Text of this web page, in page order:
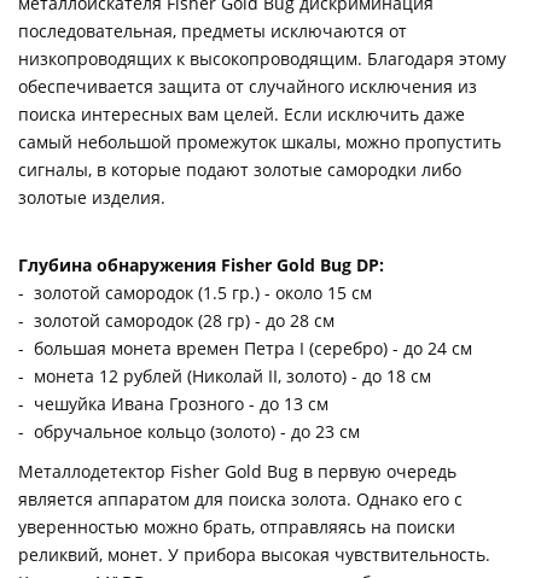
последовательная, предметы исключаются от
низкопроводящих к высокопроводящим. Благодаря этому
обеспечивается защита от случайного исключения из
поиска интересных вам целей. Если исключить даже
самый небольшой промежуток шкалы, можно пропустить
сигналы, в которые подают золотые самородки либо
золотые изделия.
Глубина обнаружения Fisher Gold Bug DP:
- золотой самородок (1.5 гр.) - около 15 см
- золотой самородок (28 гр) - до 28 см
- большая монета времен Петра I (серебро) - до 24 см
- монета 12 рублей (Николай II, золото) - до 18 см
- чешуйка Ивана Грозного - до 13 см
- обручальное кольцо (золото) - до 23 см
Металлодетектор Fisher Gold Bug в первую очередь
является аппаратом для поиска золота. Однако его с
уверенностью можно брать, отправляясь на поиски
реликвий, монет. У прибора высокая чувствительность.